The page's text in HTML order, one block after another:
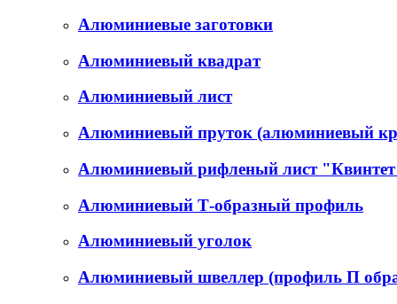
Алюминиевые заготовки
Алюминиевый квадрат
Алюминиевый лист
Алюминиевый пруток (алюминиевый
Алюминиевый рифленый лист
Алюминиевый Т-образный профиль
Алюминиевый уголок
Алюминиевый швеллер (профиль П